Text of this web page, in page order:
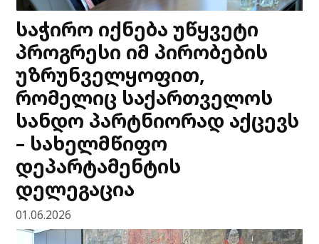
საჭირო იქნება უწყვეტი
პროგრესი იმ პირობების
უზრუნველყოფით,
რომელიც საქართველოს
სანდო პარტნიორად აქცევს
– სახელმწიფო
დეპარტამენტის
დელეგაცია
01.06.2026